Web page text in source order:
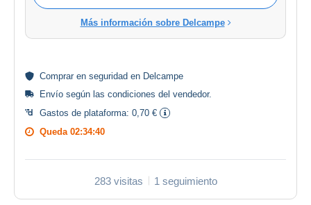
Más información sobre Delcampe
Comprar en seguridad en Delcampe
Envío según las condiciones del vendedor.
Gastos de plataforma: 0,70 €
Queda 02:34:40
283 visitas 1 seguimiento